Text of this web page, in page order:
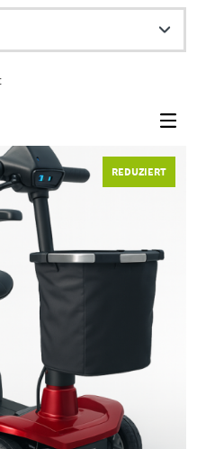
Dieses Produkt weist mehrere Varianten auf. Die Optionen können auf der Produktseite gewählt werden
REDUZIERT